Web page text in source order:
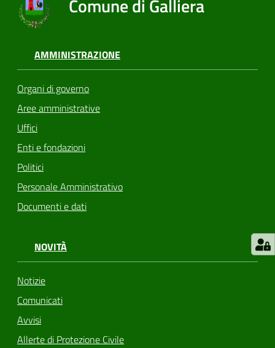
Comune di Galliera
AMMINISTRAZIONE
Organi di governo
Aree amministrative
Uffici
Enti e fondazioni
Politici
Personale Amministrativo
Documenti e dati
NOVITÀ
Notizie
Comunicati
Avvisi
Allerte di Protezione Civile